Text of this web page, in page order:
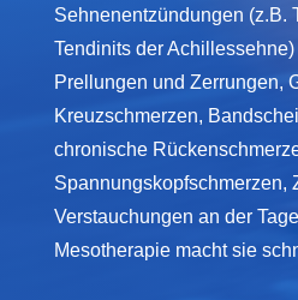
Sehnenentzündungen (z.B.
Tendinits der
Prellungen und Zerrungen,
Kreuzschmerzen,
chronische
Spannungskopfschmerzen,
Verstauchungen an der
Mesotherapie macht sie